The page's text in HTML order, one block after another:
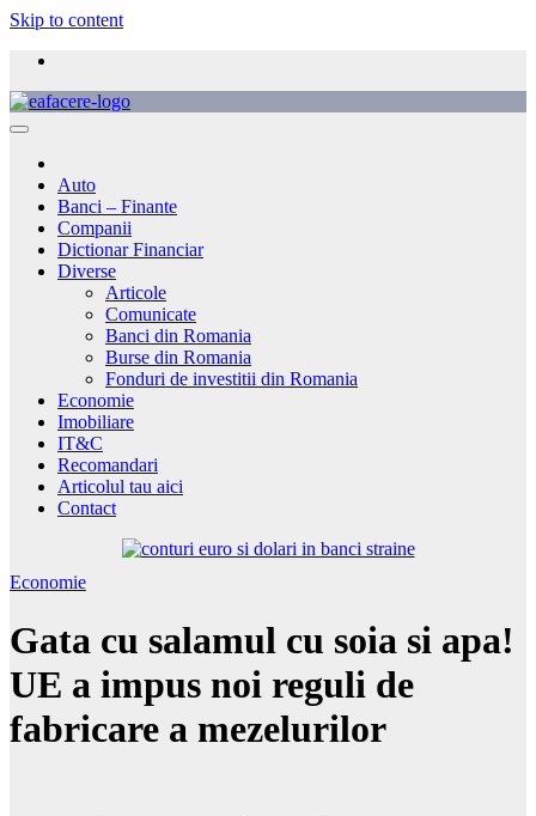
Skip to content
Auto
Banci – Finante
Companii
Dictionar Financiar
Diverse
Articole
Comunicate
Banci din Romania
Burse din Romania
Fonduri de investitii din Romania
Economie
Imobiliare
IT&C
Recomandari
Articolul tau aici
Contact
Economie
Gata cu salamul cu soia si apa!
UE a impus noi reguli de
fabricare a mezelurilor